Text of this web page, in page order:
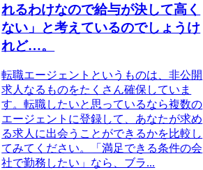
れるわけなので給与が決して高く
ない」と考えているのでしょうけ
れど…。
転職エージェントというものは、非公開
求人なるものをたくさん確保していま
す。転職したいと思っているなら複数の
エージェントに登録して、あなたが求め
る求人に出会うことができるかを比較し
てみてください。「満足できる条件の会
社で勤務したい」なら、ブラ...